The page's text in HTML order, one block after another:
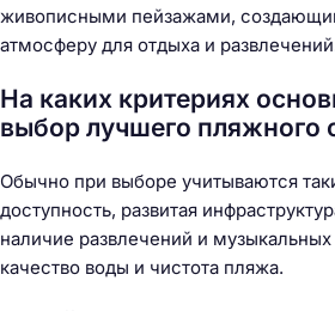
живописными пейзажами,
атмосферу для отдыха и
На каких критериях
выбор лучшего пляжного
Обычно при выборе учитываются
доступность, развитая
наличие развлечений и
качество воды и чистота пляжа.